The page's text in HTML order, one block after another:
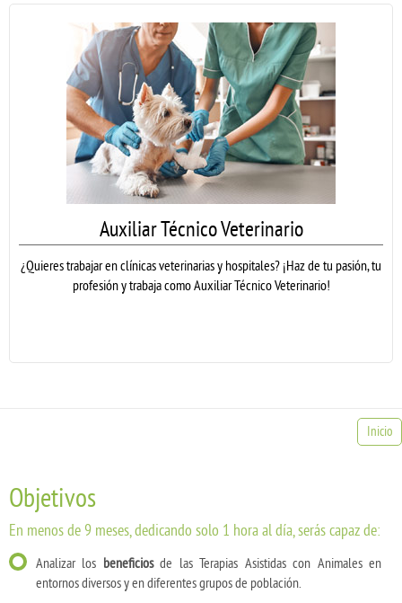
Auxiliar Técnico Veterinario
¿Quieres trabajar en clínicas veterinarias y hospitales? ¡Haz de tu pasión, tu
profesión y trabaja como Auxiliar Técnico Veterinario!
Inicio
Objetivos
En menos de 9 meses, dedicando solo 1 hora al día, serás capaz de:
Analizar los beneficiosde las Terapias Asistidas con Animales en
entornos diversos y en diferentes grupos de población.